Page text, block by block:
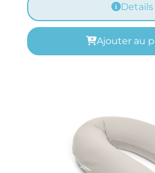
Details
Ajouter au